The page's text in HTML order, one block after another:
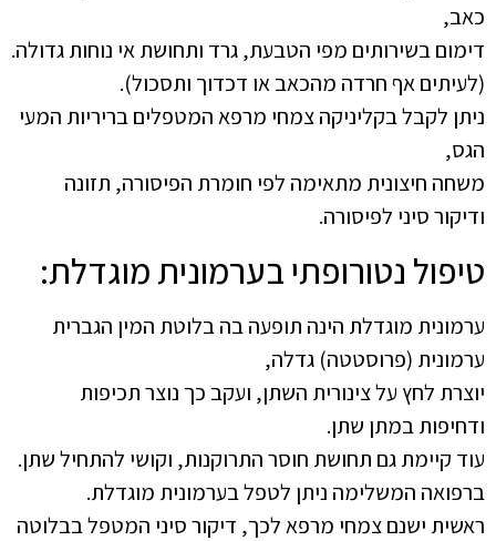
כאב,
דימום בשירותים מפי הטבעת, גרד ותחושת אי נוחות גדולה.
(לעיתים אף חרדה מהכאב או דכדוך ותסכול).
ניתן לקבל בקליניקה צמחי מרפא המטפלים בריריות המעי
הגס,
משחה חיצונית מתאימה לפי חומרת הפיסורה, תזונה
ודיקור סיני לפיסורה.
טיפול נטורופתי בערמונית מוגדלת:
ערמונית מוגדלת הינה תופעה בה בלוטת המין הגברית
ערמונית (פרוסטטה) גדלה,
יוצרת לחץ על צינורית השתן, ועקב כך נוצר תכיפות
ודחיפות במתן שתן.
עוד קיימת גם תחושת חוסר התרוקנות, וקושי להתחיל שתן.
ברפואה המשלימה ניתן לטפל בערמונית מוגדלת.
ראשית ישנם צמחי מרפא לכך, דיקור סיני המטפל בבלוטה